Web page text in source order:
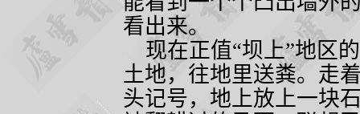
看出来。
现在正值“坝上”地区
土地，往地里送粪。走
头记号，地上放上一块